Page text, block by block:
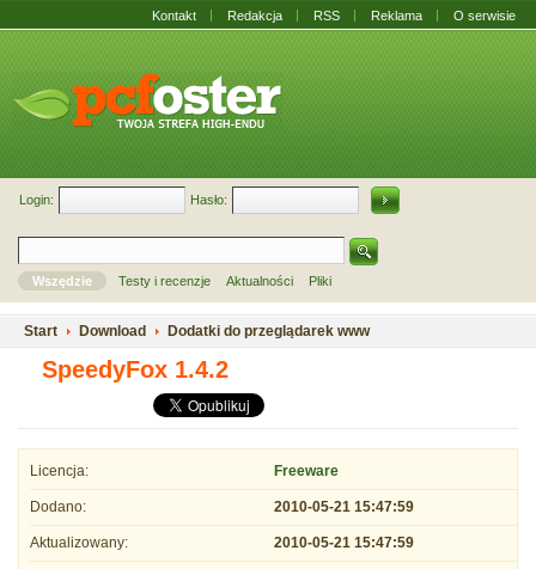
Kontakt Redakcja RSS Reklama O serwisie
Login: Hasło:
Wszędzie Testy i recenzje Aktualności Pliki
Start Download Dodatki do przeglądarek www
SpeedyFox 1.4.2
Licencja: Freeware
Dodano: 2010-05-21 15:47:59
Aktualizowany: 2010-05-21 15:47:59